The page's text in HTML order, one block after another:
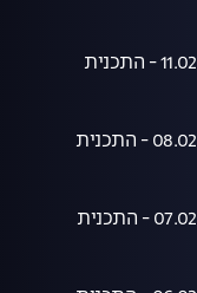
אמנון לוי 11.02.24 - התכנית
אמנון לוי 08.02.24 - התכנית
אמנון לוי 07.02.24 - התכנית